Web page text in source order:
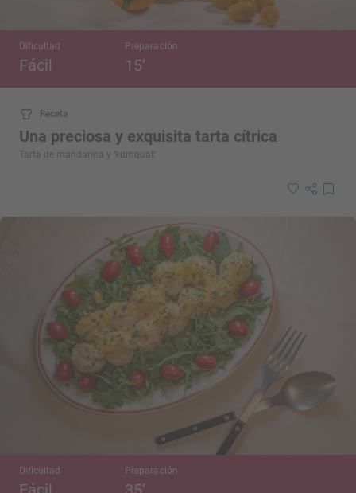
Receta
Dificultad
Fácil
Preparación
15’
Una preciosa y exquisita tarta cítrica
Tarta de mandarina y ‘kumquat’
Dificultad Preparación